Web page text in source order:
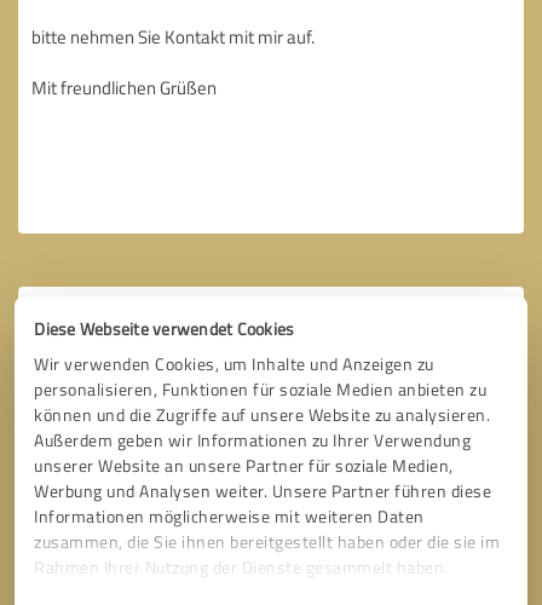
Diese Webseite verwendet Cookies
Wir verwenden Cookies, um Inhalte und Anzeigen zu
personalisieren, Funktionen für soziale Medien anbieten zu
können und die Zugriffe auf unsere Website zu analysieren.
Außerdem geben wir Informationen zu Ihrer Verwendung
unserer Website an unsere Partner für soziale Medien,
Werbung und Analysen weiter. Unsere Partner führen diese
Informationen möglicherweise mit weiteren Daten
zusammen, die Sie ihnen bereitgestellt haben oder die sie im
Rahmen Ihrer Nutzung der Dienste gesammelt haben.
Bitte um Rückruf * Erforderliche Angaben
Nachricht senden
Ich stimme den Datenschutzbestimmungen zu.